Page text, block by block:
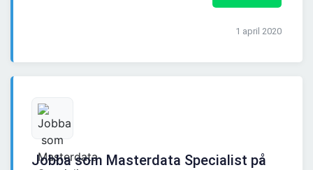
1 april 2020
Jobba som Masterdata Specialist på